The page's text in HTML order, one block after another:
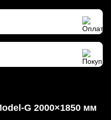
G 2000×1850 мм